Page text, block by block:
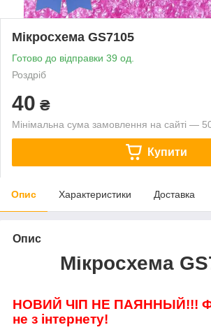
Мікросхема GS7105
Готово до відправки 39 од.
Роздріб
40 ₴
Мінімальна сума замовлення на сайті —
Купити
Опис Характеристики Доставка
Опис
Мікросхема
НОВИЙ ЧІП НЕ ПАЯННЫЙ!!!
не з інтернету!